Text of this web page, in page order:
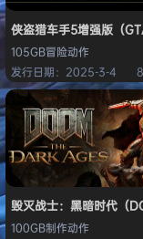
侠盗猎车手5增强版（
105GB冒险动作
发行日期：2025-3-4
毁灭战士：黑暗时代（
100GB制作动作